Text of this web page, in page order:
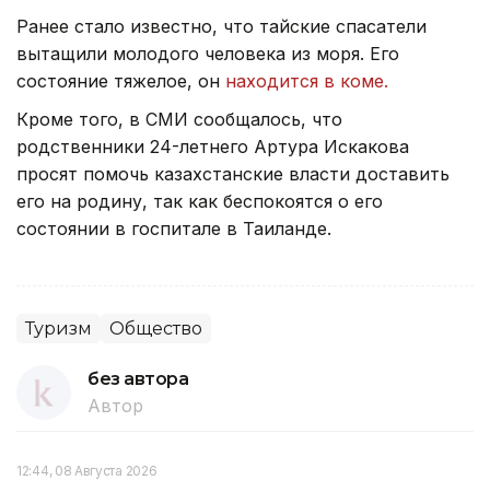
Ранее стало известно, что тайские спасатели
вытащили молодого человека из моря. Его
состояние тяжелое, он находится в коме.
Кроме того, в СМИ сообщалось, что
родственники 24-летнего Артура Искакова
просят помочь казахстанские власти доставить
его на родину, так как беспокоятся о его
состоянии в госпитале в Таиланде.
Туризм Общество
без автора
Автор
12:44, 08 Августа 2026